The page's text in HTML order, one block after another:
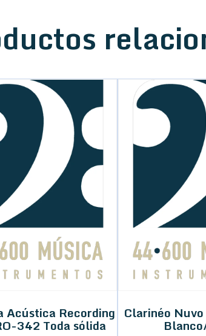
Acústica Recording
342 Toda sólida
Clarinéo